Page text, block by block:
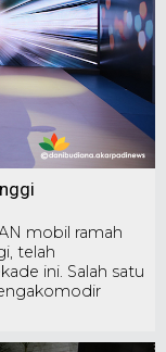
mobil ramah
telah
ini. Salah satu